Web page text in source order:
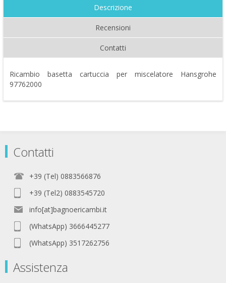
Descrizione
Recensioni
Contatti
Ricambio basetta cartuccia per miscelatore Hansgrohe
97762000
Contatti
+39 (Tel) 0883566876
+39 (Tel2) 0883545720
info[at]bagnoericambi.it
(WhatsApp) 3666445277
(WhatsApp) 3517262756
Assistenza